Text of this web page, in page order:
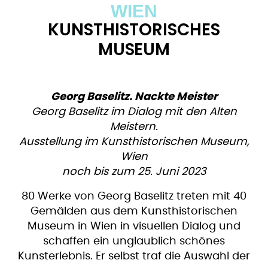
WIEN
KUNSTHISTORISCHES
MUSEUM
Georg Baselitz. Nackte Meister
Georg Baselitz im Dialog mit den Alten
Meistern.
Ausstellung im Kunsthistorischen Museum,
Wien
noch bis zum 25. Juni 2023
80 Werke von Georg Baselitz treten mit 40
Gemälden aus dem Kunsthistorischen
Museum in Wien in visuellen Dialog und
schaffen ein unglaublich schönes
Kunsterlebnis. Er selbst traf die Auswahl der